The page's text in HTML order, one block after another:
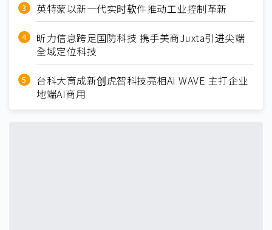
英特蒙以新一代实时软件推动工业控制革新
昕力信息跨足国防科技 携手美商Juxta引进尖端
全域定位科技
台科大育成新创虎智科技亮相AI WAVE 主打企业
地端AI商用